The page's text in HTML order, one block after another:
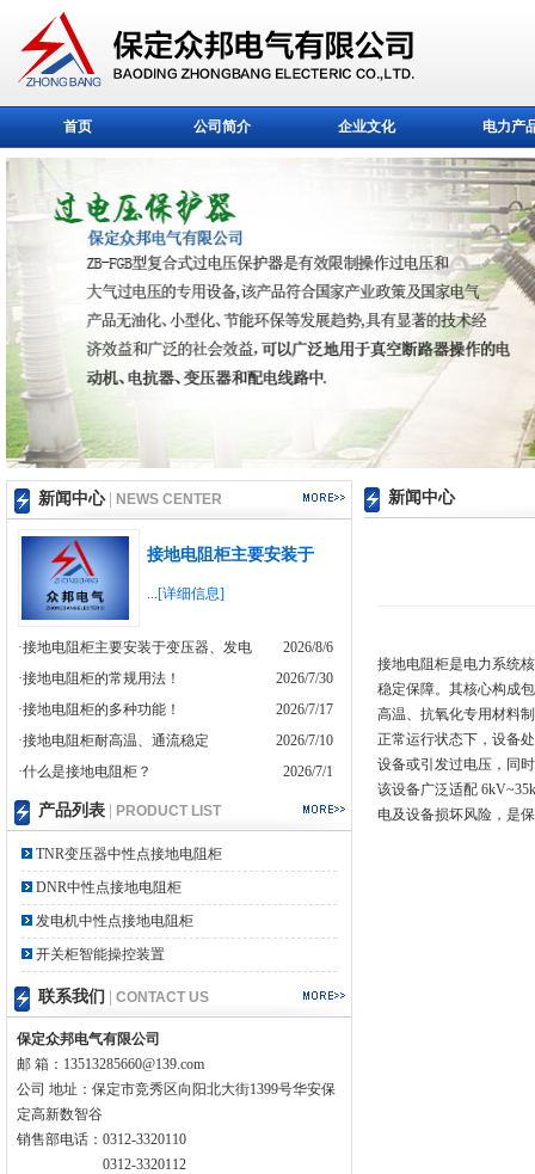
首页 公司简介 企业文化 电力产
新闻中心 NEWS CENTER
接地电阻柜主要安装于
...[详细信息]
·接地电阻柜主要安装于变压器、发电
2026/8/6
·接地电阻柜的常规用法！
2026/7/30
·接地电阻柜的多种功能！
2026/7/17
·接地电阻柜耐高温、通流稳定
2026/7/10
·什么是接地电阻柜？
2026/7/1
产品列表 PRODUCT LIST
TNR变压器中性点接地电阻柜
DNR中性点接地电阻柜
发电机中性点接地电阻柜
开关柜智能操控装置
联系我们 CONTACT US
保定众邦电气有限公司
邮 箱：13513285660@139.com
公司 地址：保定市竞秀区向阳北大街1399号华安保
定高新数智谷
销售部电话：0312-3320110
0312-3320112
新闻中心
接地电阻柜是电力系统
稳定保障。其核心构成
高温、抗氧化专用材料
正常运行状态下，设备
设备或引发过电压，同
该设备广泛适配
电及设备损坏风险，是